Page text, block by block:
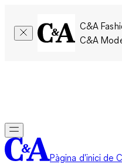
C&A
C&A
Pàgina d'inici de